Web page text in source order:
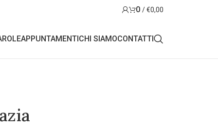
0 /€0,00
APPUNTAMENTICHI SIAMOCONTATTI